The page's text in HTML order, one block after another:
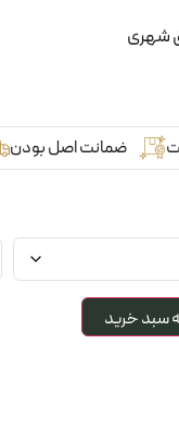
شهری
ضمانت اصل بودن
سبد خرید